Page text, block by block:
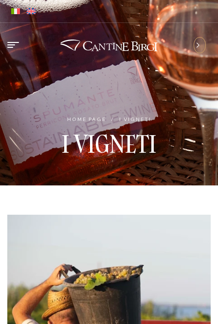
I VIGNETI
HOME PAGE / I VIGNETI